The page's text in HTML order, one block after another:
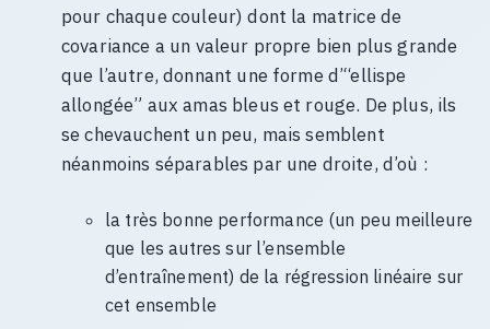
pour chaque couleur) dont la matrice de
covariance a un valeur propre bien plus grande
que l’autre, donnant une forme d’“ellispe
allongée” aux amas bleus et rouge. De plus, ils
se chevauchent un peu, mais semblent
néanmoins séparables par une droite, d’où :
la très bonne performance (un peu meilleure
que les autres sur l’ensemble
d’entraînement) de la régression linéaire sur
cet ensemble